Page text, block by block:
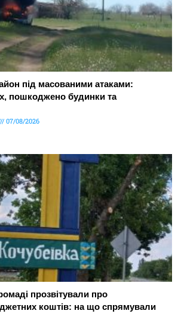
під масованими атаками:
пошкоджено будинки та
07/08/2026
прозвітували про
коштів: на що спрямували